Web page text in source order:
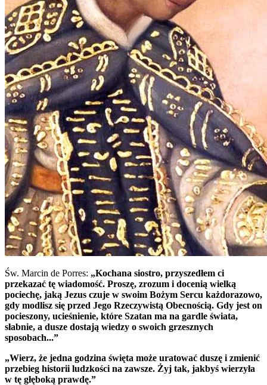
Św. Marcin de Porres: „Kochana siostro, przyszedłem ci
przekazać tę wiadomość. Proszę, zrozum i docenią wielką
pociechę, jaką Jezus czuje w swoim Bożym Sercu każdorazowo,
gdy modlisz się przed Jego Rzeczywistą Obecnością. Gdy jest on
pocieszony, ucieśnienie, które Szatan ma na gardle świata,
słabnie, a dusze dostają wiedzy o swoich grzesznych
sposobach...”
„Wierz, że jedna godzina święta może uratować duszę i zmienić
przebieg historii ludzkości na zawsze. Żyj tak, jakbyś wierzyła
w tę głęboką prawdę.”